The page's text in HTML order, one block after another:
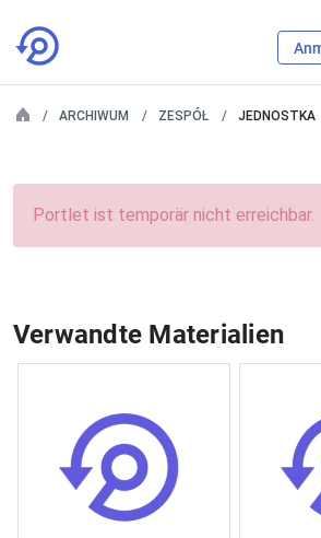
ARCHIWUM ZESPÓŁ JEDNOSTKA
Portlet ist temporär nicht erreichbar.
Verwandte Materialien